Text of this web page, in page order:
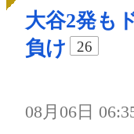
大谷2発も
負け
26
08月06日